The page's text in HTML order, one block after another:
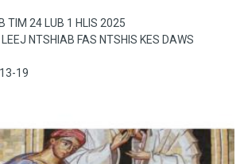
TIM 24 LUB 1 HLIS 2025
NTSHIAB FAS NTSHIS KES DAWS
19